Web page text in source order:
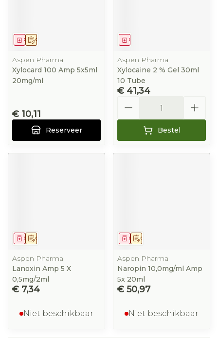
Op voorschrift
Geneesmiddel
Aspen Pharma
Xylocard 100 Amp 5x5ml
20mg/ml
€ 10,11
Reserveer
Geneesmiddel
Aspen Pharma
Xylocaine 2 % Gel 30ml
10 Tube
€ 41,34
Bestel
Op voorschrift
Geneesmiddel
Aspen Pharma
Lanoxin Amp 5 X
0,5mg/2ml
€ 7,34
Niet beschikbaar
Op voorschrift
Geneesmiddel
Aspen Pharma
Naropin 10,0mg/ml Amp
5x 20ml
€ 50,97
Niet beschikbaar